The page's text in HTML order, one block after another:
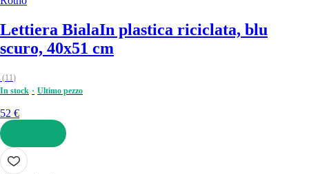
Lettiera BialaIn plastica riciclata, blu
scuro, 40x51 cm
(11)
In stock
Ultimo pezzo
52 €
AGGIUNGI